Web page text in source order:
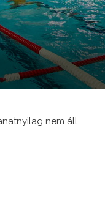
nem áll